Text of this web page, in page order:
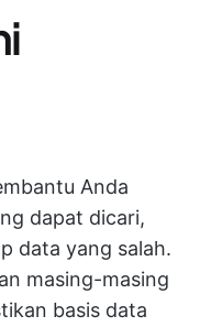
Anda
dapat dicari,
data yang salah.
masing-masing
basis data